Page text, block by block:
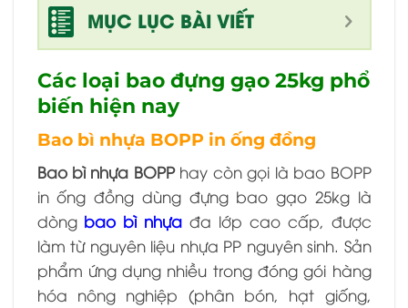
MỤC LỤC BÀI VIẾT
Các loại bao đựng gạo 25kg phổ
biến hiện nay
Bao bì nhựa BOPP in ống đồng
Bao bì nhựa BOPPhay còn gọi là bao BOPP
in ống đồng dùng đựng bao gạo 25kg là
dòng bao bì nhựa đa lớp cao cấp, được
làm từ nguyên liệu nhựa PP nguyên sinh. Sản
phẩm ứng dụng nhiều trong đóng gói hàng
hóa nông nghiệp (phân bón, hạt giống,